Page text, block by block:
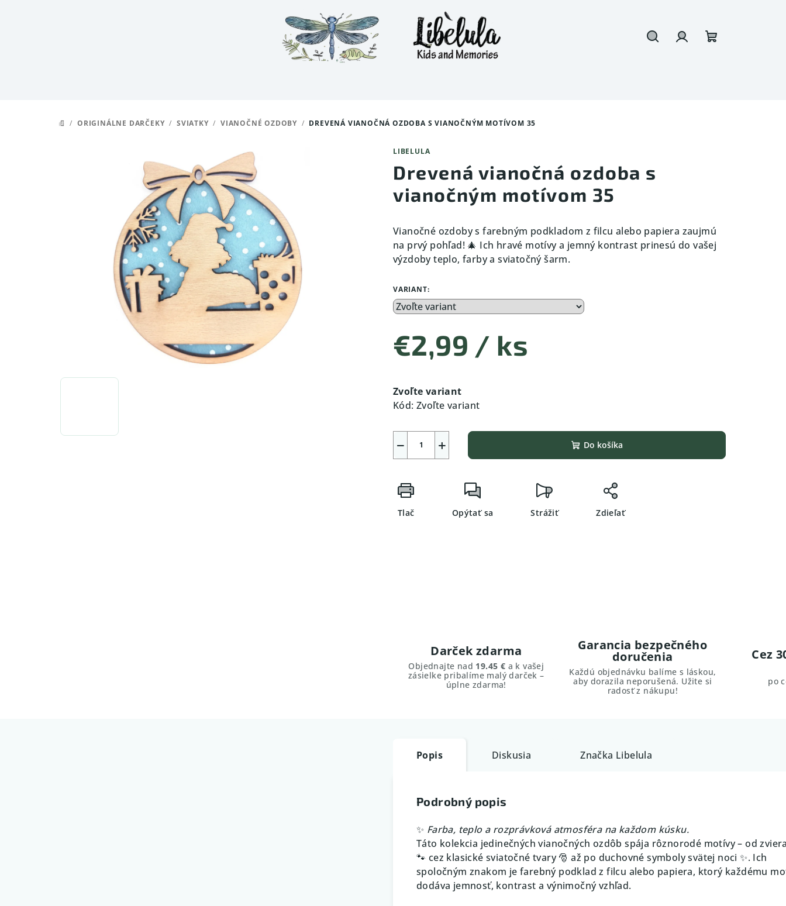
DOMOV
/ ORIGINÁLNE DARČEKY / SVIATKY / VIANOČNÉ OZDOBY / DREVENÁ VIANOČNÁ OZDOBA S VIANOČNÝM MOTÍVOM 35
LIBELULA
Drevená vianočná ozdoba s
vianočným motívom 35
Vianočné ozdoby s farebným podkladom z filcu alebo papiera zaujmú
na prvý pohľad! 🎄 Ich hravé motívy a jemný kontrast prinesú do vašej
výzdoby teplo, farby a sviatočný šarm.
VARIANT:
€2,99 / ks
cena:
Zvoľte variant
Kód: Zvoľte variant
+
− Do košíka
Tlač Opýtať sa Strážiť Zdieľať
Darček zdarma
Objednajte nad 19.45 € a k vašej
zásielke pribalíme malý darček –
úplne zdarma!
Garancia bezpečného
doručenia
Každú objednávku balíme s láskou,
aby dorazila neporušená. Užite si
radosť z nákupu!
Cez
po
Popis Diskusia Značka Libelula
Podrobný popis
✨ Farba, teplo a rozprávková atmosféra na každom kúsku.
Táto kolekcia jedinečných vianočných ozdôb spája rôznorodé motívy – od
🐾 cez klasické sviatočné tvary 🎅 až po duchovné symboly svätej noci ✨. Ich
spoločným znakom je farebný podklad z filcu alebo papiera, ktorý každému
dodáva jemnosť, kontrast a výnimočný vzhľad.